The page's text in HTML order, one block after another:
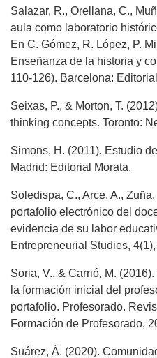
Salazar, R., Orellana, C.,
aula como laboratorio
En C. Gómez, R. López, P.
Enseñanza de la historia y
110-126). Barcelona:
Seixas, P., & Morton, T.
thinking concepts. Toronto:
Simons, H. (2011). Estudio
Madrid: Editorial Morata.
Soledispa, C., Arce, A.,
portafolio electrónico del
evidencia de su labor
Entrepreneurial Studies,
Soria, V., & Carrió, M.
la formación inicial del
portafolio. Profesorado.
Formación de Profesorado,
Suárez, Á. (2020).